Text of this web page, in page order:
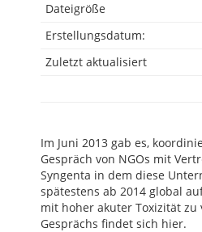
Dateigröße
Erstellungsdatum:
Zuletzt aktualisiert
Im Juni 2013 gab es,
Gespräch von NGOs mit
Syngenta in dem diese
spätestens ab 2014 global
mit hoher akuter Toxizität zu
Gesprächs findet sich hier.